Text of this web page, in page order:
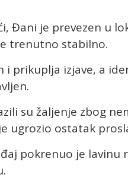
Đani je prevezen u
trenutno stabilno.
i prikuplja izjave, a
su žaljenje zbog
ugrozio ostatak
pokrenuo je lavinu